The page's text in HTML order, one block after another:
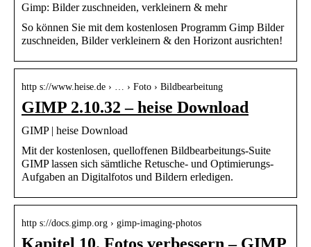
Gimp: Bilder zuschneiden, verkleinern & mehr
So können Sie mit dem kostenlosen Programm Gimp Bilder
zuschneiden, Bilder verkleinern & den Horizont ausrichten!
http s://www.heise.de › … › Foto › Bildbearbeitung
GIMP 2.10.32 – heise Download
GIMP | heise Download
Mit der kostenlosen, quelloffenen Bildbearbeitungs-Suite
GIMP lassen sich sämtliche Retusche- und Optimierungs-
Aufgaben an Digitalfotos und Bildern erledigen.
http s://docs.gimp.org › gimp-imaging-photos